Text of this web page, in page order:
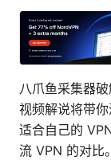
八爪鱼采集器
视频解说将带
适合自己的
流 VPN 的对比